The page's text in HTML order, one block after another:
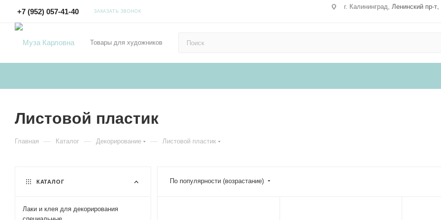
+7 (952) 057-41-40 ЗАКАЗАТЬ ЗВОНОК
г. Калининград, Ленинский пр-т,
Товары для художников
Листовой пластик
Главная — Каталог — Декорирование — Листовой пластик
По популярности (возрастание)
КАТАЛОГ
Лаки и клея для декорирования